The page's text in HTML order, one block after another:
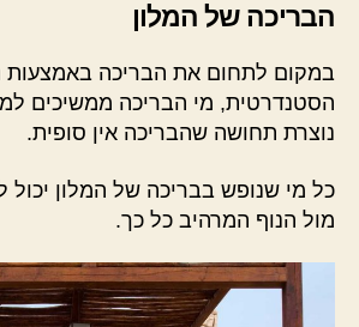
הבריכה של המלון
במקום לתחום את הבריכה
הסטנדרטית, מי הבריכה ממשיכים
נוצרת תחושה שהבריכה אין סופית.
כל מי שנופש בבריכה של המלון יכול
מול הנוף המרהיב כל כך.